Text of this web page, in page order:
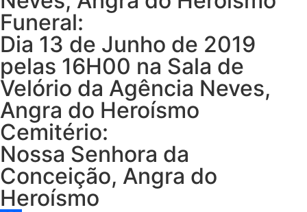
Funeral:
Dia 13 de Junho de 2019
pelas 16H00 na Sala de
Velório da Agência Neves,
Angra do Heroísmo
Cemitério:
Nossa Senhora da
Conceição, Angra do
Heroísmo